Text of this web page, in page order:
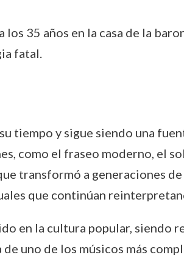
35 años en la casa de la
fatal.
tiempo y sigue siendo una
como el fraseo moderno, el
transformó a generaciones
que continúan
en la cultura popular, siendo
uno de los músicos más